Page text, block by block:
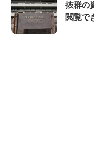
抜群の
閲覧で